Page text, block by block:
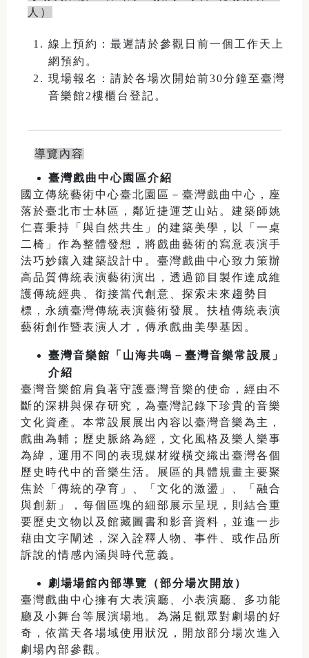
人）
線上預約：最遲請於參觀日前一個工作天上
網預約。
現場報名：請於各場次開始前30分鐘至臺灣
音樂館2樓櫃台登記。
導覽內容
臺灣戲曲中心園區介紹
國立傳統藝術中心臺北園區－臺灣戲曲中心，座
落於臺北市士林區，鄰近捷運芝山站。建築師姚
仁喜秉持「與自然共生」的建築美學，以「一桌
二椅」作為整體發想，將戲曲藝術的寫意表演手
法巧妙鑲入建築設計中。臺灣戲曲中心致力策辦
高品質傳統表演藝術演出，透過節目製作達成維
護傳統經典、銜接當代創意、探索未來趨勢目
標，永續臺灣傳統表演藝術發展。扶植傳統表演
藝術創作暨表演人才，傳承戲曲美學基因。
臺灣音樂館「山海共鳴－臺灣音樂常設展」
介紹
臺灣音樂館肩負著守護臺灣音樂的使命，經由不
斷的深耕與保存研究，為臺灣記錄下珍貴的音樂
文化資產。本常設展展出內容以臺灣音樂為主，
戲曲為輔；歷史脈絡為經，文化風格及樂人樂事
為緯，運用不同的表現媒材縱橫交織出臺灣各個
歷史時代中的音樂生活。展區的具體規畫主要聚
焦於「傳統的孕育」、「文化的激盪」、「融合
與創新」，每個區塊的細部展示呈現，則結合重
要歷史文物以及館藏圖書和影音資料，並進一步
藉由文字闡述，深入詮釋人物、事件、或作品所
訴說的情感內涵與時代意義。
劇場場館內部導覽（部分場次開放）
臺灣戲曲中心擁有大表演廳、小表演廳、多功能
廳及小舞台等展演場地。為滿足觀眾對劇場的好
奇，依當天各場域使用狀況，開放部分場次進入
劇場內部參觀。